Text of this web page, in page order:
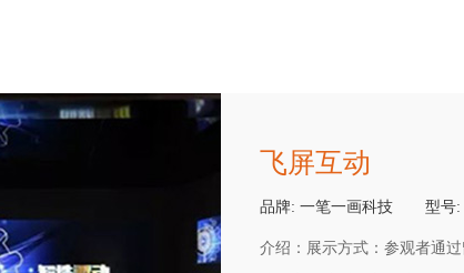
飞屏互动
品牌: 一笔一画科技 型号:
介绍： 展示方式：参观者通